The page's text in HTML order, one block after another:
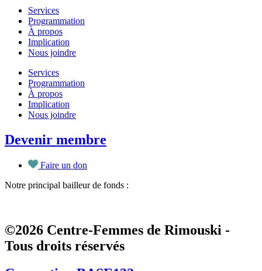
Services
Programmation
À propos
Implication
Nous joindre
Services
Programmation
À propos
Implication
Nous joindre
Devenir membre
Faire un don
Notre principal bailleur de fonds :
©2026 Centre-Femmes de Rimouski -
Tous droits réservés